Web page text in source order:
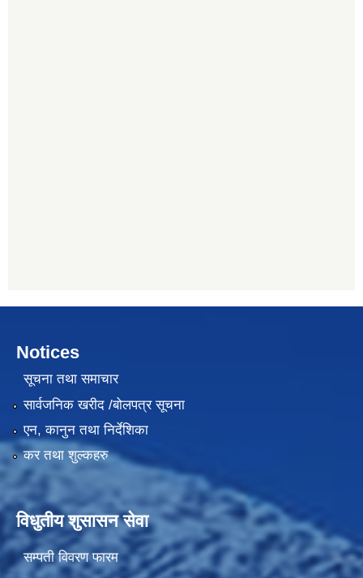
Notices
सूचना तथा समाचार
सार्वजनिक खरीद /बोलपत्र सूचना
एन, कानुन तथा निर्देशिका
कर तथा शुल्कहरु
विधुतीय शुसासन सेवा
सम्पती विवरण फारम